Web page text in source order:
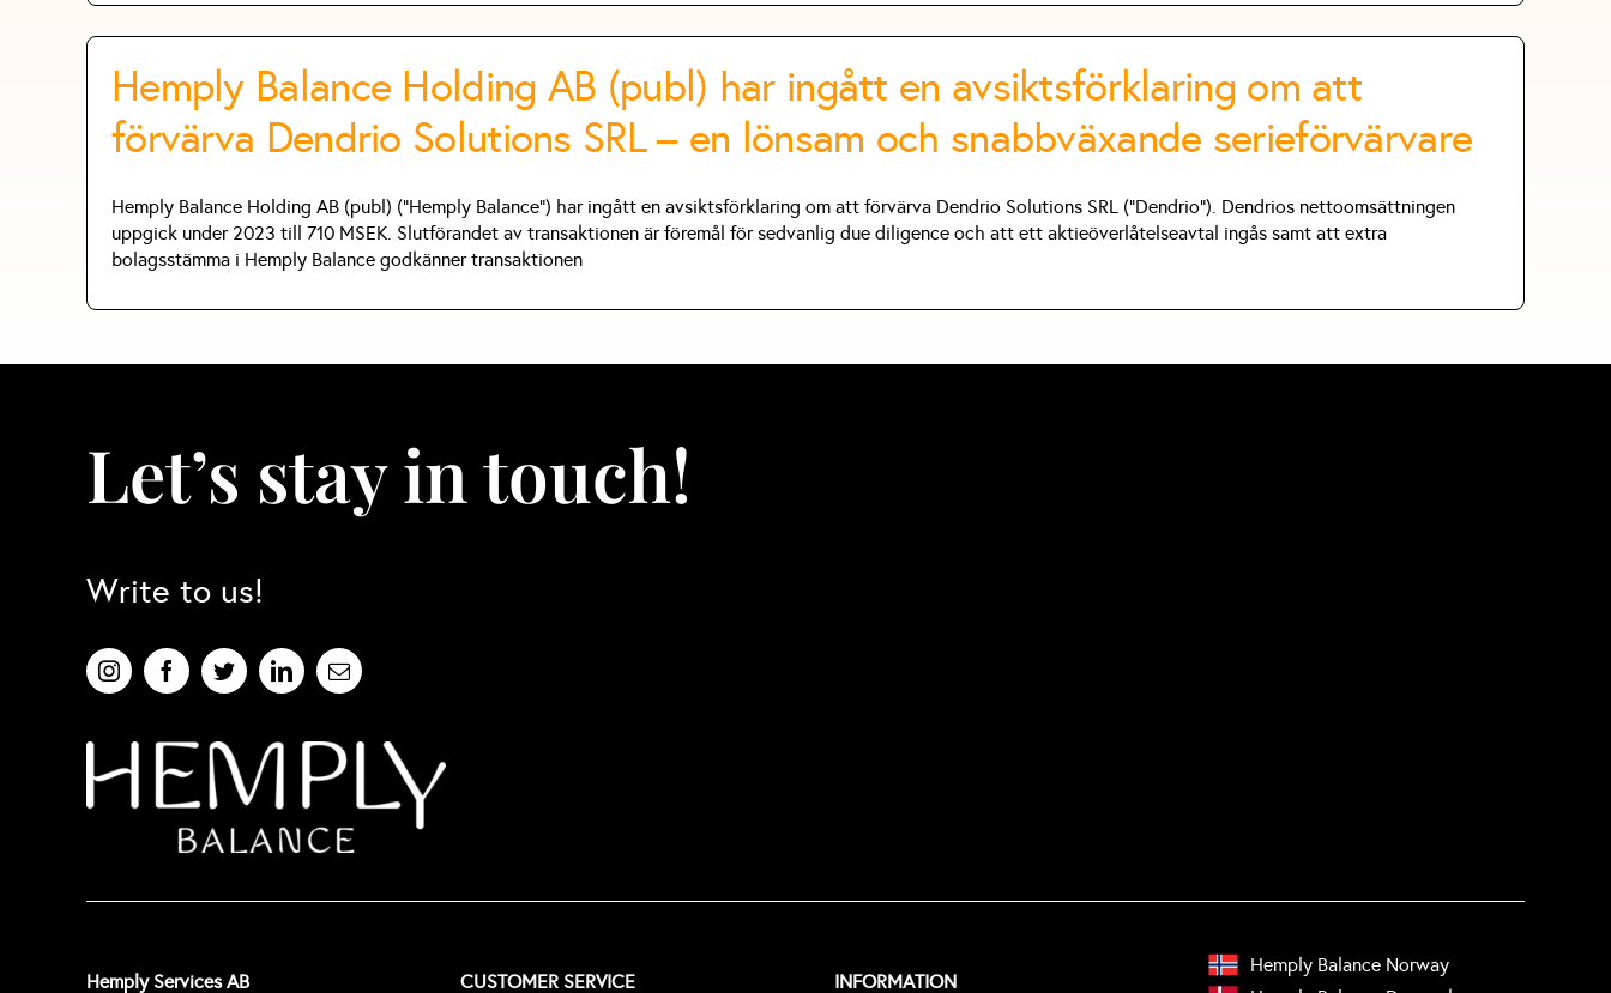
Hemply Balance Holding AB (publ) har ingått en avsiktsförklaring om att
förvärva Dendrio Solutions SRL – en lönsam och snabbväxande serieförvärvare
Hemply Balance Holding AB (publ) ("Hemply Balance") har ingått en avsiktsförklaring om att förvärva Dendrio Solutions SRL ("Dendrio"). Dendrios nettoomsättningen
uppgick under 2023 till 710 MSEK. Slutförandet av transaktionen är föremål för sedvanlig due diligence och att ett aktieöverlåtelseavtal ingås samt att extra
bolagsstämma i Hemply Balance godkänner transaktionen
Let’s stay in touch!
Write to us!
Hemply Services AB CUSTOMER SERVICE INFORMATION
Hemply Balance Norway